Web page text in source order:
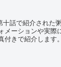
十話で紹介された
メーションや実際
きで紹介します。